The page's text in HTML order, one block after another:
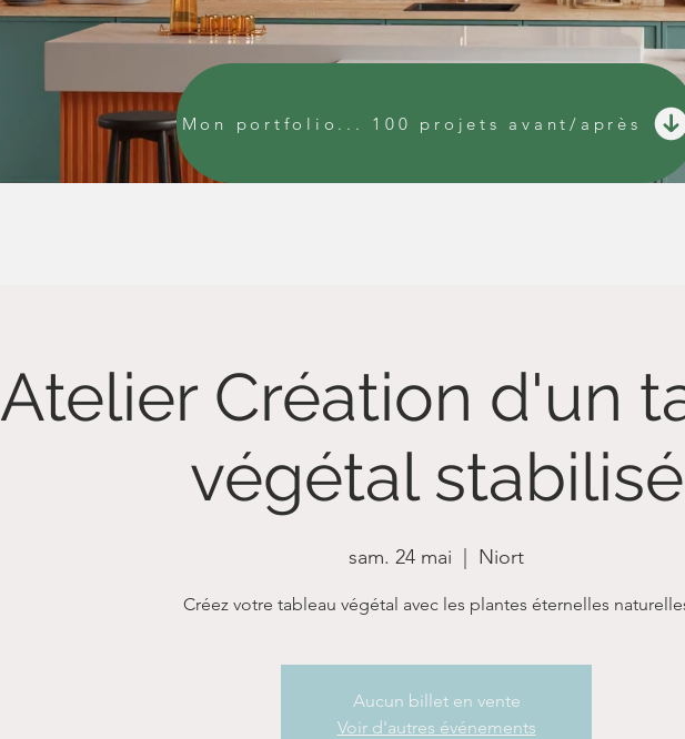
Atelier Création d'un
végétal stabilisé
sam. 24 mai Niort
Créez votre tableau végétal avec les plantes éternelles
Aucun billet en vente
Voir d'autres événements
Mon portfolio... 100 projets avant/après